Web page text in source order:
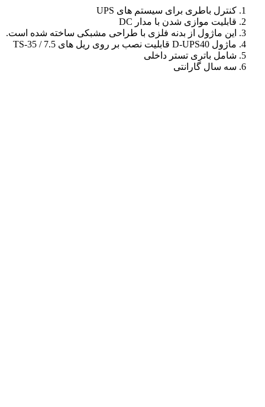
کنترل باطری برای سیستم های UPS
قابلیت موازی شدن با مدار DC
این ماژول از بدنه فلزی با طراحی مشبکی ساخته شده است.
ماژول D-UPS40 قابلیت نصب بر روی ریل های TS-35 / 7.5
شامل باتری تستر داخلی
سه سال گارانتی